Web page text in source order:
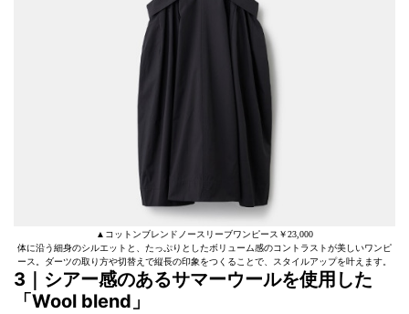
▲コットンブレンドノースリーブワンピース￥23,000
体に沿う細身のシルエットと、たっぷりとしたボリューム感のコントラストが美しいワンピ
ース。ダーツの取り方や切替えで縦長の印象をつくることで、スタイルアップを叶えます。
3｜シアー感のあるサマーウールを使用した
「Wool blend」